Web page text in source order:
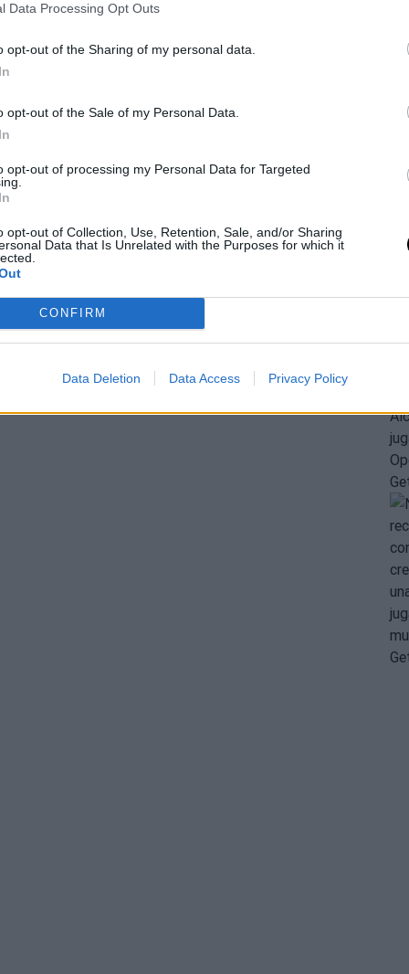
Data Processing Opt Outs
opt-out of the Sharing of my personal data.
opt-out of the Sale of my Personal Data.
opt-out of processing my Personal Data for Targeted
opt-out of Collection, Use, Retention, Sale, and/or Sharing
Data that Is Unrelated with the Purposes for which it
CONFIRM
Data Deletion Data Access Privacy Policy